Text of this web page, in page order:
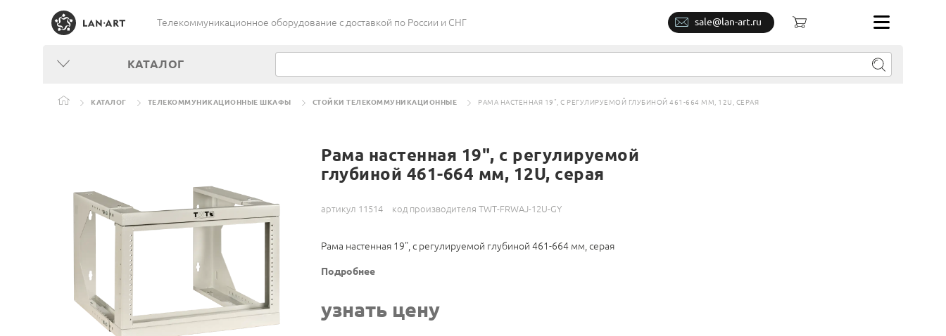
Телекоммуникационное оборудование c доставкой по России и СНГ sale@lan-art.ru
КАТАЛОГ
КАТАЛОГ ТЕЛЕКОММУНИКАЦИОННЫЕ ШКАФЫ СТОЙКИ ТЕЛЕКОММУНИКАЦИОННЫЕ РАМА НАСТЕННАЯ 19", С РЕГУЛИРУЕМОЙ ГЛУБИНОЙ 461-664 ММ, 12U, СЕРАЯ
Рама настенная 19", с регулируемой
глубиной 461-664 мм, 12U, серая
артикул 11514 код производителя TWT-FRWAJ-12U-GY
Рама настенная 19", с регулируемой глубиной 461-664 мм, серая
Подробнее
узнать цену